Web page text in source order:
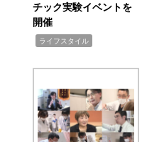
チック実験イベントを
開催
ライフスタイル